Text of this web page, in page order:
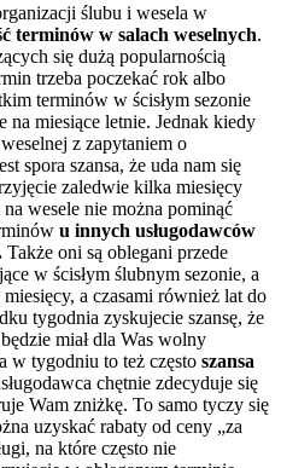
ślubu i wesela w
terminów w salach weselnych.
się dużą popularnością
trzeba poczekać rok albo
terminów w ścisłym sezonie
na miesiące letnie. Jednak kiedy
z zapytaniem o
spora szansa, że uda nam się
zaledwie kilka miesięcy
wesele nie można pominąć
u innych usługodawców
Także oni są oblegani przede
w ścisłym ślubnym sezonie, a
a czasami również lat do
tygodnia zyskujecie szansę, że
miał dla Was wolny
w tygodniu to też często szansa
chętnie zdecyduje się
Wam zniżkę. To samo tyczy się
uzyskać rabaty od ceny „za
na które często nie